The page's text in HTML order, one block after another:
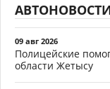
09 авг 2026
Полицейские
области Жетысу